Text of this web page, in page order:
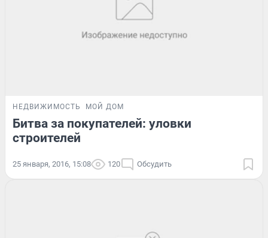
НЕДВИЖИМОСТЬ МОЙ ДОМ
Битва за покупателей: уловки
строителей
25 января, 2016, 15:08 120 Обсудить